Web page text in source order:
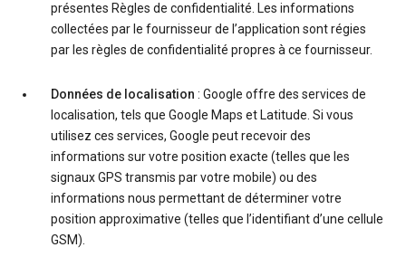
présentes Règles de confidentialité. Les informations
collectées par le fournisseur de l’application sont régies
par les règles de confidentialité propres à ce fournisseur.
Données de localisation : Google offre des services de
localisation, tels que Google Maps et Latitude. Si vous
utilisez ces services, Google peut recevoir des
informations sur votre position exacte (telles que les
signaux GPS transmis par votre mobile) ou des
informations nous permettant de déterminer votre
position approximative (telles que l’identifiant d’une cellule
GSM).